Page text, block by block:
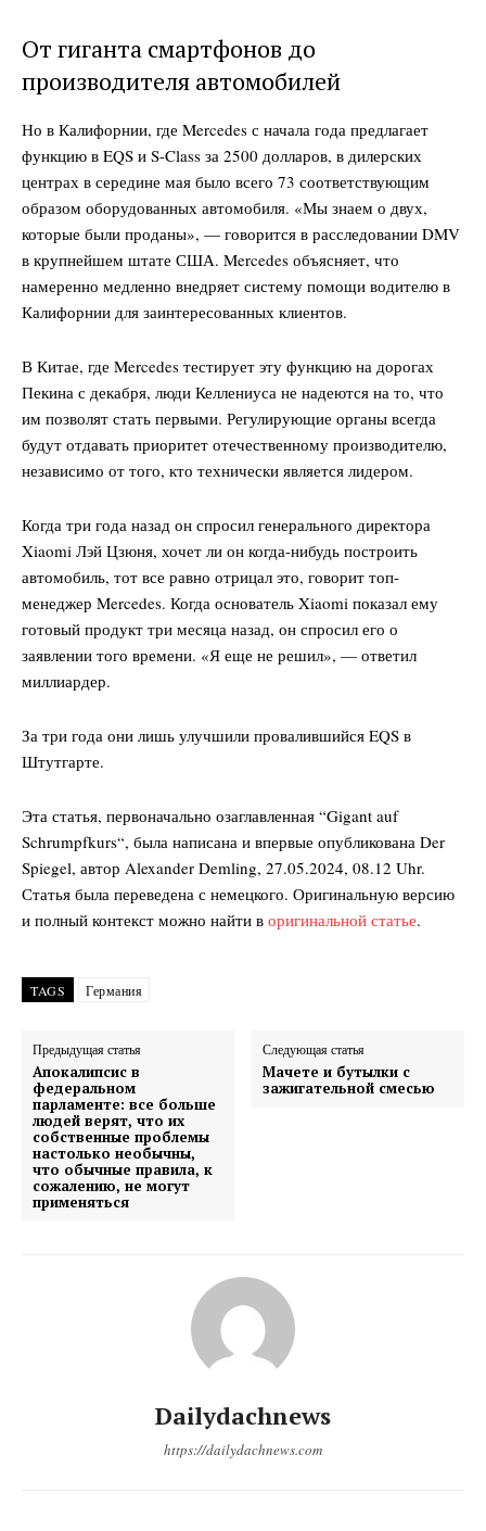
От гиганта смартфонов до
производителя автомобилей
Но в Калифорнии, где Mercedes с начала года предлагает
функцию в EQS и S-Class за 2500 долларов, в дилерских
центрах в середине мая было всего 73 соответствующим
образом оборудованных автомобиля. «Мы знаем о двух,
которые были проданы», — говорится в расследовании DMV
в крупнейшем штате США. Mercedes объясняет, что
намеренно медленно внедряет систему помощи водителю в
Калифорнии для заинтересованных клиентов.
В Китае, где Mercedes тестирует эту функцию на дорогах
Пекина с декабря, люди Келлениуса не надеются на то, что
им позволят стать первыми. Регулирующие органы всегда
будут отдавать приоритет отечественному производителю,
независимо от того, кто технически является лидером.
Когда три года назад он спросил генерального директора
Xiaomi Лэй Цзюня, хочет ли он когда-нибудь построить
автомобиль, тот все равно отрицал это, говорит топ-
менеджер Mercedes. Когда основатель Xiaomi показал ему
готовый продукт три месяца назад, он спросил его о
заявлении того времени. «Я еще не решил», — ответил
миллиардер.
За три года они лишь улучшили провалившийся EQS в
Штутгарте.
Эта статья, первоначально озаглавленная “Gigant auf
Schrumpfkurs“, была написана и впервые опубликована Der
Spiegel, автор Alexander Demling, 27.05.2024, 08.12 Uhr.
Статья была переведена с немецкого. Оригинальную версию
и полный контекст можно найти в оригинальной статье.
TAGS Германия
Предыдущая статья
Апокалипсис в
федеральном
парламенте: все больше
людей верят, что их
собственные проблемы
настолько необычны,
что обычные правила, к
сожалению, не могут
применяться
Следующая статья
Мачете и бутылки с
зажигательной смесью
Dailydachnews
https://dailydachnews.com